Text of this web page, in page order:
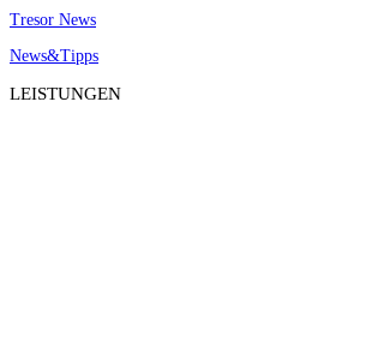
Tresor News
News&Tipps
LEISTUNGEN